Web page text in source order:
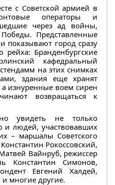
с Советской армией в
операторы и
через ад войны,
Представленные
показывают город сразу
рейха: Бранденбургские
кафедральный
на этих снимках
здания еще хранят
изнуренные воем сирен
возвращаться к
увидеть не только
и людей, участвовавших
– маршалы Советского
Рокоссовский,
Вайнруб, режиссер
Константин Симонов,
Евгений Халдей,
многие другие.